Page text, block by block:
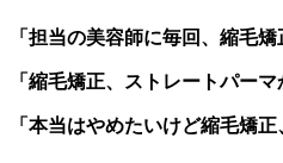
「担当の美容師に毎回、縮毛
「縮毛矯正、ストレートパー
「本当はやめたいけど縮毛矯